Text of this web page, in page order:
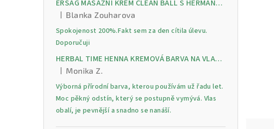
ERSAG MASÁŽNÍ KRÉM CLEAN BALL S HERMANKEM A MENTOLEM pro úlevu od bolesti, otoků a napětí ve svalech
Hodnocení produktu je 5 z 5 hvězdiček.
Blanka Zouharova
Spokojenost 200%.Fakt sem za den cítila úlevu.
Doporučuji
HERBAL TIME HENNA KREMOVÁ BARVA NA VLASY 9 Lilek 75 ml
Hodnocení produktu je 5 z 5 hvězdiček.
Monika Z.
Výborná přírodní barva, kterou používám už řadu let.
Moc pěkný odstín, který se postupně vymývá. Vlas
obalí, je pevnější a snadno se nanáší.